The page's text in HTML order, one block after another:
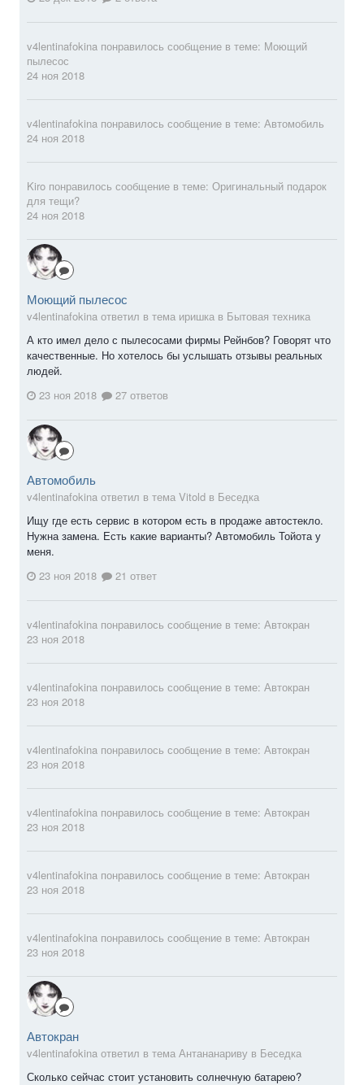
v4lentinafokina понравилось сообщение в теме: Моющий
пылесос
24 ноя 2018
v4lentinafokina понравилось сообщение в теме: Автомобиль
24 ноя 2018
Kiro понравилось сообщение в теме: Оригинальный подарок
для тещи?
24 ноя 2018
Моющий пылесос
v4lentinafokina ответил в тема иришка в Бытовая техника
А кто имел дело с пылесосами фирмы Рейнбов? Говорят что
качественные. Но хотелось бы услышать отзывы реальных
людей.
23 ноя 2018
27 ответов
Автомобиль
v4lentinafokina ответил в тема Vitold в Беседка
Ищу где есть сервис в котором есть в продаже автостекло.
Нужна замена. Есть какие варианты? Автомобиль Тойота у
меня.
23 ноя 2018
21 ответ
v4lentinafokina понравилось сообщение в теме: Автокран
23 ноя 2018
v4lentinafokina понравилось сообщение в теме: Автокран
23 ноя 2018
v4lentinafokina понравилось сообщение в теме: Автокран
23 ноя 2018
v4lentinafokina понравилось сообщение в теме: Автокран
23 ноя 2018
v4lentinafokina понравилось сообщение в теме: Автокран
23 ноя 2018
v4lentinafokina понравилось сообщение в теме: Автокран
23 ноя 2018
Автокран
v4lentinafokina ответил в тема Антананариву в Беседка
Сколько сейчас стоит установить солнечную батарею?